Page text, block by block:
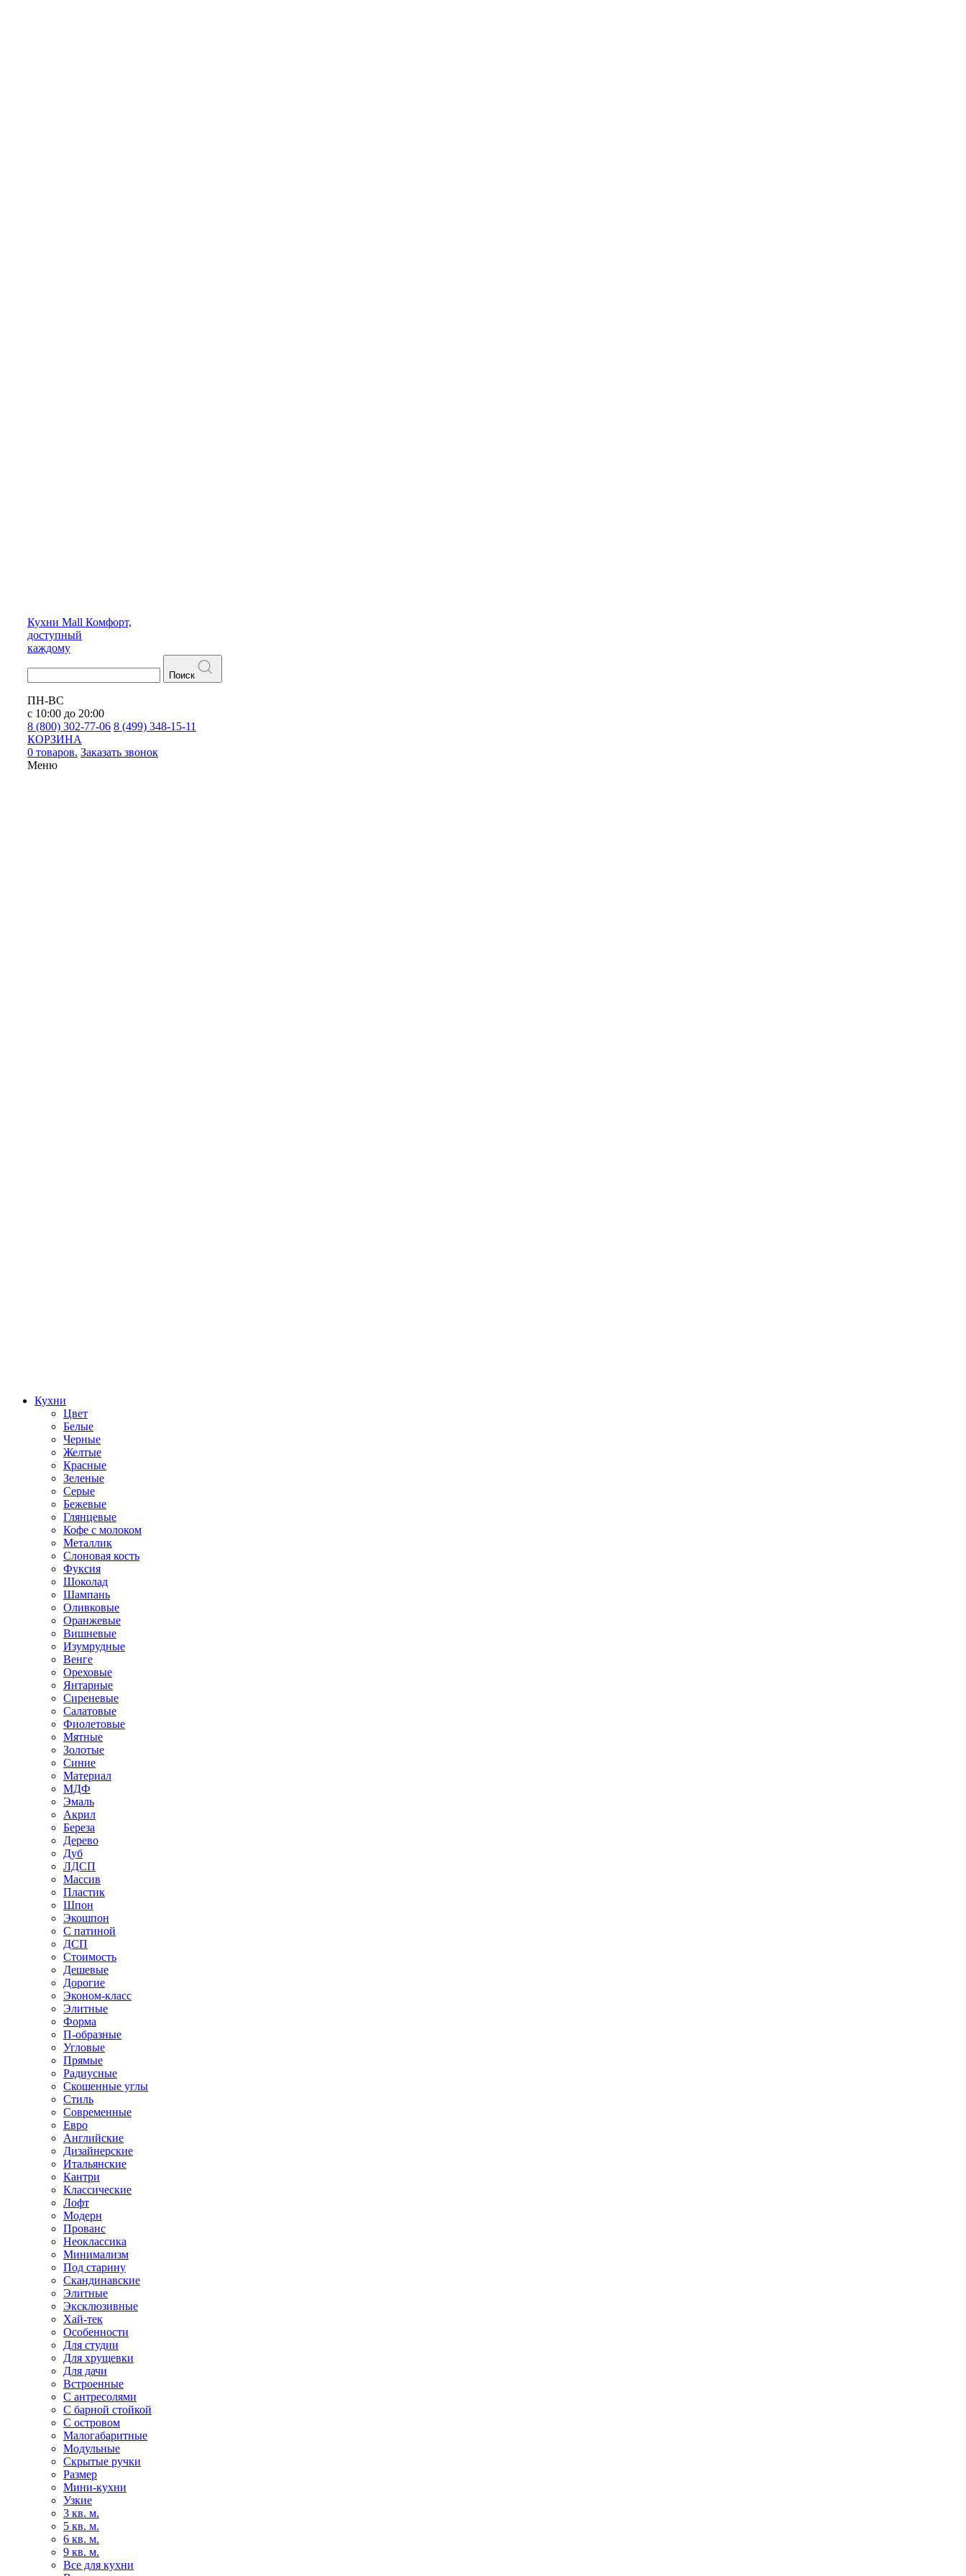
Кухни Mall Комфорт,
доступный
каждому
Поиск
ПН-ВС
с 10:00 до 20:00
8 (800) 302-77-06 8 (499) 348-15-11
КОРЗИНА
0 товаров. Заказать звонок
Меню
Кухни
Цвет
Белые
Черные
Желтые
Красные
Зеленые
Серые
Бежевые
Глянцевые
Кофе с молоком
Металлик
Слоновая кость
Фуксия
Шоколад
Шампань
Оливковые
Оранжевые
Вишневые
Изумрудные
Венге
Ореховые
Янтарные
Сиреневые
Салатовые
Фиолетовые
Мятные
Золотые
Синие
Материал
МДФ
Эмаль
Акрил
Береза
Дерево
Дуб
ЛДСП
Массив
Пластик
Шпон
Экошпон
С патиной
ДСП
Стоимость
Дешевые
Дорогие
Эконом-класс
Элитные
Форма
П-образные
Угловые
Прямые
Радиусные
Скошенные углы
Стиль
Современные
Евро
Английские
Дизайнерские
Итальянские
Кантри
Классические
Лофт
Модерн
Прованс
Неоклассика
Минимализм
Под старину
Скандинавские
Элитные
Эксклюзивные
Хай-тек
Особенности
Для студии
Для хрущевки
Для дачи
Встроенные
С антресолями
С барной стойкой
С островом
Малогабаритные
Модульные
Скрытые ручки
Размер
Мини-кухни
Узкие
3 кв. м.
5 кв. м.
6 кв. м.
9 кв. м.
Все для кухни